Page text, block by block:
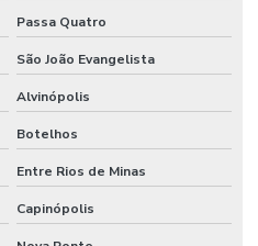
Passa Quatro
São João Evangelista
Alvinópolis
Botelhos
Entre Rios de Minas
Capinópolis